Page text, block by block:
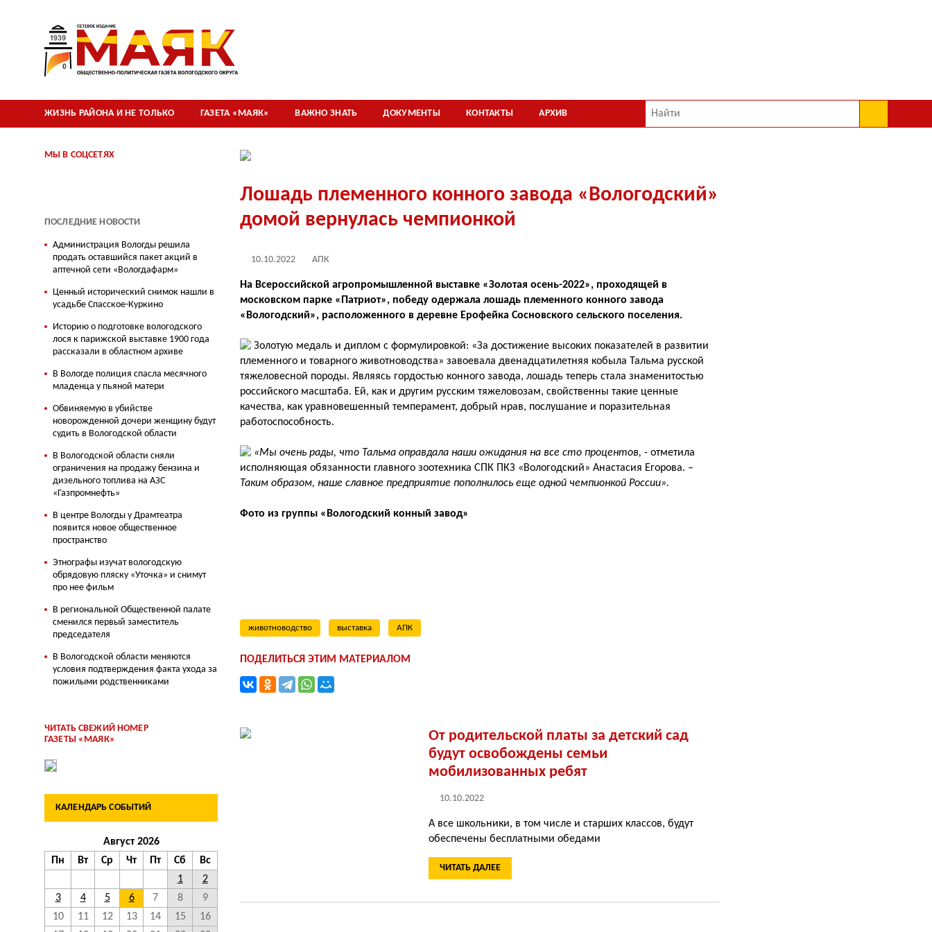
ЖИЗНЬ РАЙОНА И НЕ ТОЛЬКО ГАЗЕТА «МАЯК» ВАЖНО ЗНАТЬ ДОКУМЕНТЫ КОНТАКТЫ АРХИВ
Лошадь племенного конного завода «Вологодский»
домой вернулась чемпионкой
10.10.2022 АПК
На Всероссийской агропромышленной выставке «Золотая осень-2022», проходящей в
московском парке «Патриот», победу одержала лошадь племенного конного завода
«Вологодский», расположенного в деревне Ерофейка Сосновского сельского поселения.
Золотую медаль и диплом с формулировкой: «За достижение высоких показателей в развитии
племенного и товарного животноводства» завоевала двенадцатилетняя кобыла Тальма русской
тяжеловесной породы. Являясь гордостью конного завода, лошадь теперь стала знаменитостью
российского масштаба. Ей, как и другим русским тяжеловозам, свойственны такие ценные
качества, как уравновешенный темперамент, добрый нрав, послушание и поразительная
работоспособность.
«Мы очень рады, что Тальма оправдала наши ожидания на все сто процентов, - отметила
исполняющая обязанности главного зоотехника СПК ПКЗ «Вологодский» Анастасия Егорова. –
Таким образом, наше славное предприятие пополнилось еще одной чемпионкой России».
Фото из группы «Вологодский конный завод»
животноводство выставка АПК
ПОДЕЛИТЬСЯ ЭТИМ МАТЕРИАЛОМ
От родительской платы за детский сад
будут освобождены семьи
мобилизованных ребят
10.10.2022
А все школьники, в том числе и старших классов, будут
обеспечены бесплатными обедами
ЧИТАТЬ ДАЛЕЕ
МЫ В СОЦСЕТЯХ
ПОСЛЕДНИЕ НОВОСТИ
Администрация Вологды решила
продать оставшийся пакет акций в
аптечной сети «Вологдафарм»
Ценный исторический снимок нашли в
усадьбе Спасское-Куркино
Историю о подготовке вологодского
лося к парижской выставке 1900 года
рассказали в областном архиве
В Вологде полиция спасла месячного
младенца у пьяной матери
Обвиняемую в убийстве
новорожденной дочери женщину будут
судить в Вологодской области
В Вологодской области сняли
ограничения на продажу бензина и
дизельного топлива на АЗС
«Газпромнефть»
В центре Вологды у Драмтеатра
появится новое общественное
пространство
Этнографы изучат вологодскую
обрядовую пляску «Уточка» и снимут
про нее фильм
В региональной Общественной палате
сменился первый заместитель
председателя
В Вологодской области меняются
условия подтверждения факта ухода за
пожилыми родственниками
ЧИТАТЬ СВЕЖИЙ НОМЕР
ГАЗЕТЫ «МАЯК»
КАЛЕНДАРЬ СОБЫТИЙ
Август 2026
Пн
Вт Ср Чт Пт Сб
Вс
1
2
3
4 5 6 7 8
9
10
11 12 13 14 15
16